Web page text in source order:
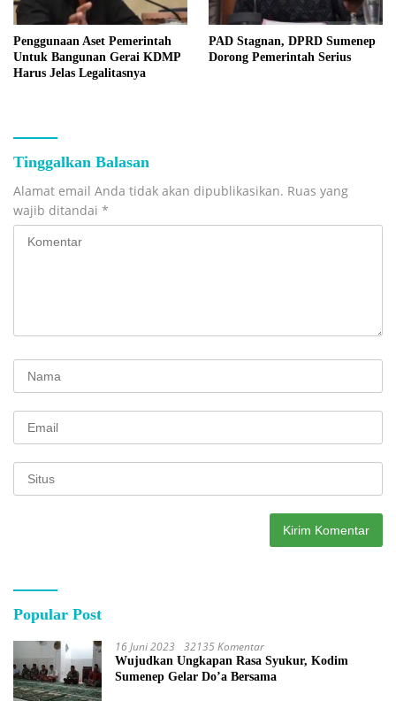
Penggunaan Aset Pemerintah
Untuk Bangunan Gerai KDMP
Harus Jelas Legalitasnya
PAD Stagnan, DPRD Sumenep
Dorong Pemerintah Serius
Tinggalkan Balasan
Alamat email Anda tidak akan dipublikasikan. Ruas yang
wajib ditandai *
Popular Post
16 Juni 2023 32135 Komentar
Wujudkan Ungkapan Rasa Syukur, Kodim
Sumenep Gelar Do’a Bersama